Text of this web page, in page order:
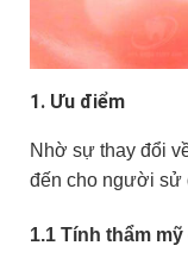
1. Ưu điểm
Nhờ sự thay đổi
đến cho người sử
1.1 Tính thẩm mỹ